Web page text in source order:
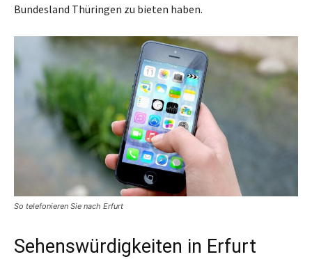
Bundesland Thüringen zu bieten haben.
So telefonieren Sie nach Erfurt
Sehenswürdigkeiten in Erfurt